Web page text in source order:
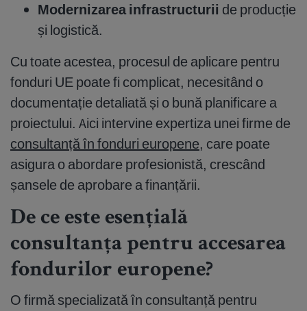
Modernizarea infrastructurii de producție
și logistică.
Cu toate acestea, procesul de aplicare pentru
fonduri UE poate fi complicat, necesitând o
documentație detaliată și o bună planificare a
proiectului. Aici intervine expertiza unei firme de
consultanță în fonduri europene, care poate
asigura o abordare profesionistă, crescând
șansele de aprobare a finanțării.
De ce este esențială
consultanța pentru accesarea
fondurilor europene?
O firmă specializată în consultanță pentru